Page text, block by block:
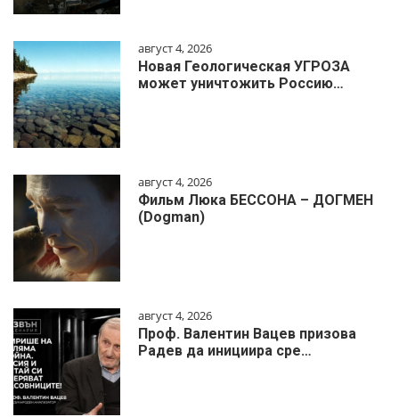
август 4, 2026
Новая Геологическая УГРОЗА
может уничтожить Россию…
август 4, 2026
Фильм Люка БЕССОНА – ДОГМЕН
(Dogman)
август 4, 2026
Проф. Валентин Вацев призова
Радев да инициира сре…